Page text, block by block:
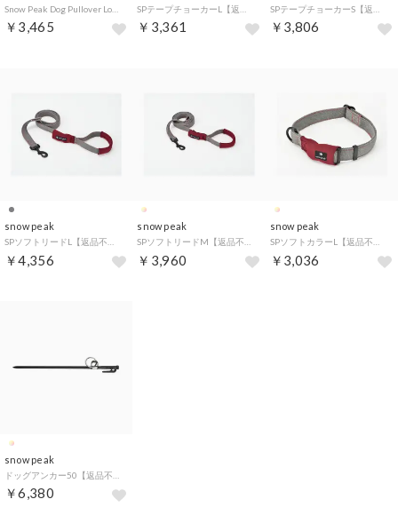
￥3,465 ￥3,361 ￥3,806
snow peak
￥4,356
snow peak
￥3,960
snow peak
￥3,036
snow peak
￥6,380